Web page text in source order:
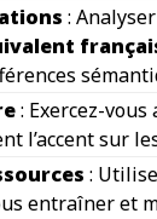
:
: Exercez-vous
l’accent sur
:
entraîner et